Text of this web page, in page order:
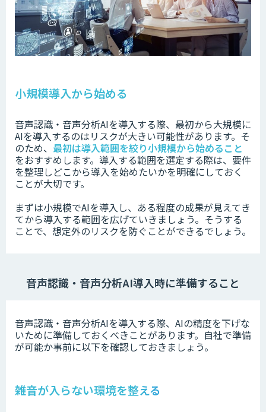
小規模導入から始める
音声認識・音声分析AIを導入する際、 最初から大規模に
AIを導入するのはリスクが大きい可能性があります。そ
のため、 最初は導入範囲を絞り小規模から始めること
をおすすめします。導入する範囲を選定する際は、要件
を整理しどこから導入を始めたいかを明確にしておく
ことが大切です。
まずは小規模でAIを導入し、ある程度の成果が見えてき
てから導入する範囲を広げていきましょう。 そうする
ことで、想定外のリスクを防ぐことができるでしょう。
音声認識・音声分析AI導入時に準備すること
音声認識・音声分析AIを導入する際、AIの精度を下げな
いために準備しておくべきことがあります。 自社で準備
が可能か事前に以下を確認しておきましょう。
雑音が入らない環境を整える